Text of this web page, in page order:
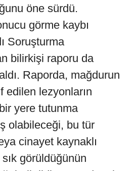
öne sürdü.
görme kaybı
Soruşturma
bilirkişi raporu da
Raporda, mağdurun
edilen lezyonların
yere tutunma
olabileceği, bu tür
cinayet kaynaklı
görüldüğünün